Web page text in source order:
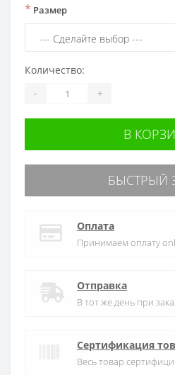
* Размер
Количество:
- +
В
БЫСТРЫЙ
Оплата
Принимаем оплату
Отправка
В тот же день при
Сертификация
Весь товар